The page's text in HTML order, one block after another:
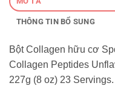
THÔNG TIN BỔ SUNG
Bột Collagen hữu cơ
Collagen Peptides
227g (8 oz) 23 Servings.